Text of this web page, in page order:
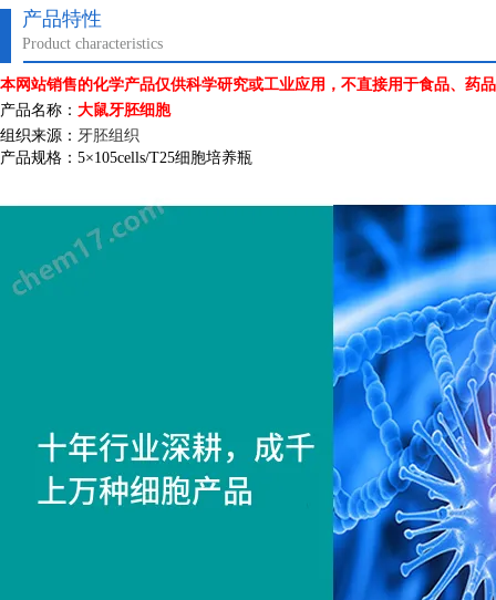
产品特性
Product characteristics
本网站销售的化学产品仅供科学研究或工业应用，不直接用于食品、药
产品名称： 大鼠牙胚细胞
组织来源： 牙胚组织
产品规格： 5×105cells/T25细胞培养瓶